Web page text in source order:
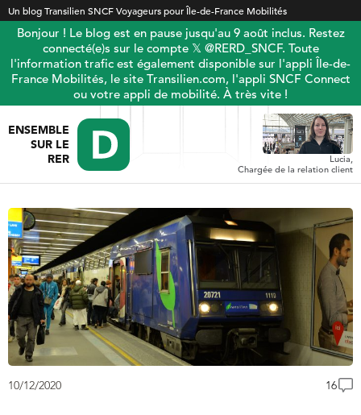
Un blog Transilien SNCF Voyageurs pour Île-de-France Mobilités
Bonjour ! Le blog est en pause jusqu'au 9 août inclus. Restez
connecté(e)s sur le compte 𝕏 @RERD_SNCF. Toute
l'information trafic est également disponible sur l'appli Île-de-
France Mobilités, le site Transilien.com, l'appli SNCF Connect
ou votre appli de mobilité. À très vite !
ENSEMBLE
SUR LE
RER
Lucia,
Chargée de la relation client
10/12/2020 16